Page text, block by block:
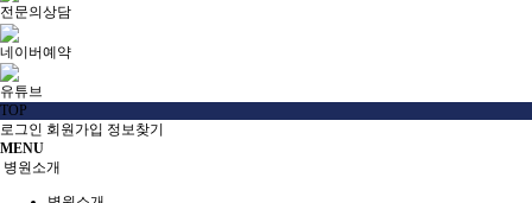
전문의상담
네이버예약
유튜브
TOP
로그인 회원가입 정보찾기
MENU
병원소개